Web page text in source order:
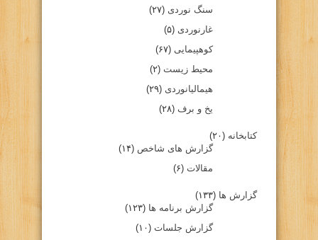
سنگ نوردی (۲۷)
غارنوردی (۵)
کوهپیمایی (۶۷)
محیط زیست (۲)
هیمالیانوردی (۲۹)
یخ و برف (۲۸)
کتابخانه (۲۰)
گزارش های شاخص (۱۴)
مقالات (۶)
گزارش ها (۱۳۳)
گزارش برنامه ها (۱۲۳)
گزارش جلسات (۱۰)